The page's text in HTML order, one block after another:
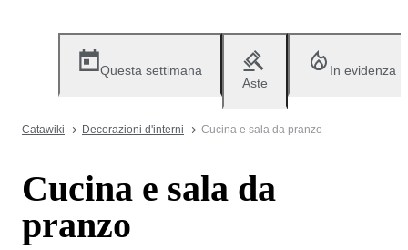
Questa settimana
Aste
In evidenza
Catawiki Decorazioni d'interni Cucina e sala da pranzo
Cucina e sala da
pranzo